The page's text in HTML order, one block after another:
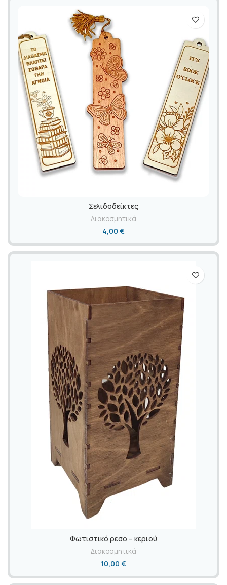
Σελιδοδείκτες
Διακοσμητικά
4,00 €
Φωτιστικό ρεσο – κεριού
Διακοσμητικά
10,00 €